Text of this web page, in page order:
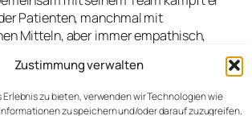
Zustimmung verwalten
Erlebnis zu bieten, verwenden wir Technologien wie
zu speichern und/oder darauf zuzugreifen.
Patienten, manchmal mit
Mitteln, aber immer empathisch,
der Menschen kennt und sich
hat den Eindruck, dass Sie oft den
nun sind Sie in Doktor Ballouz,